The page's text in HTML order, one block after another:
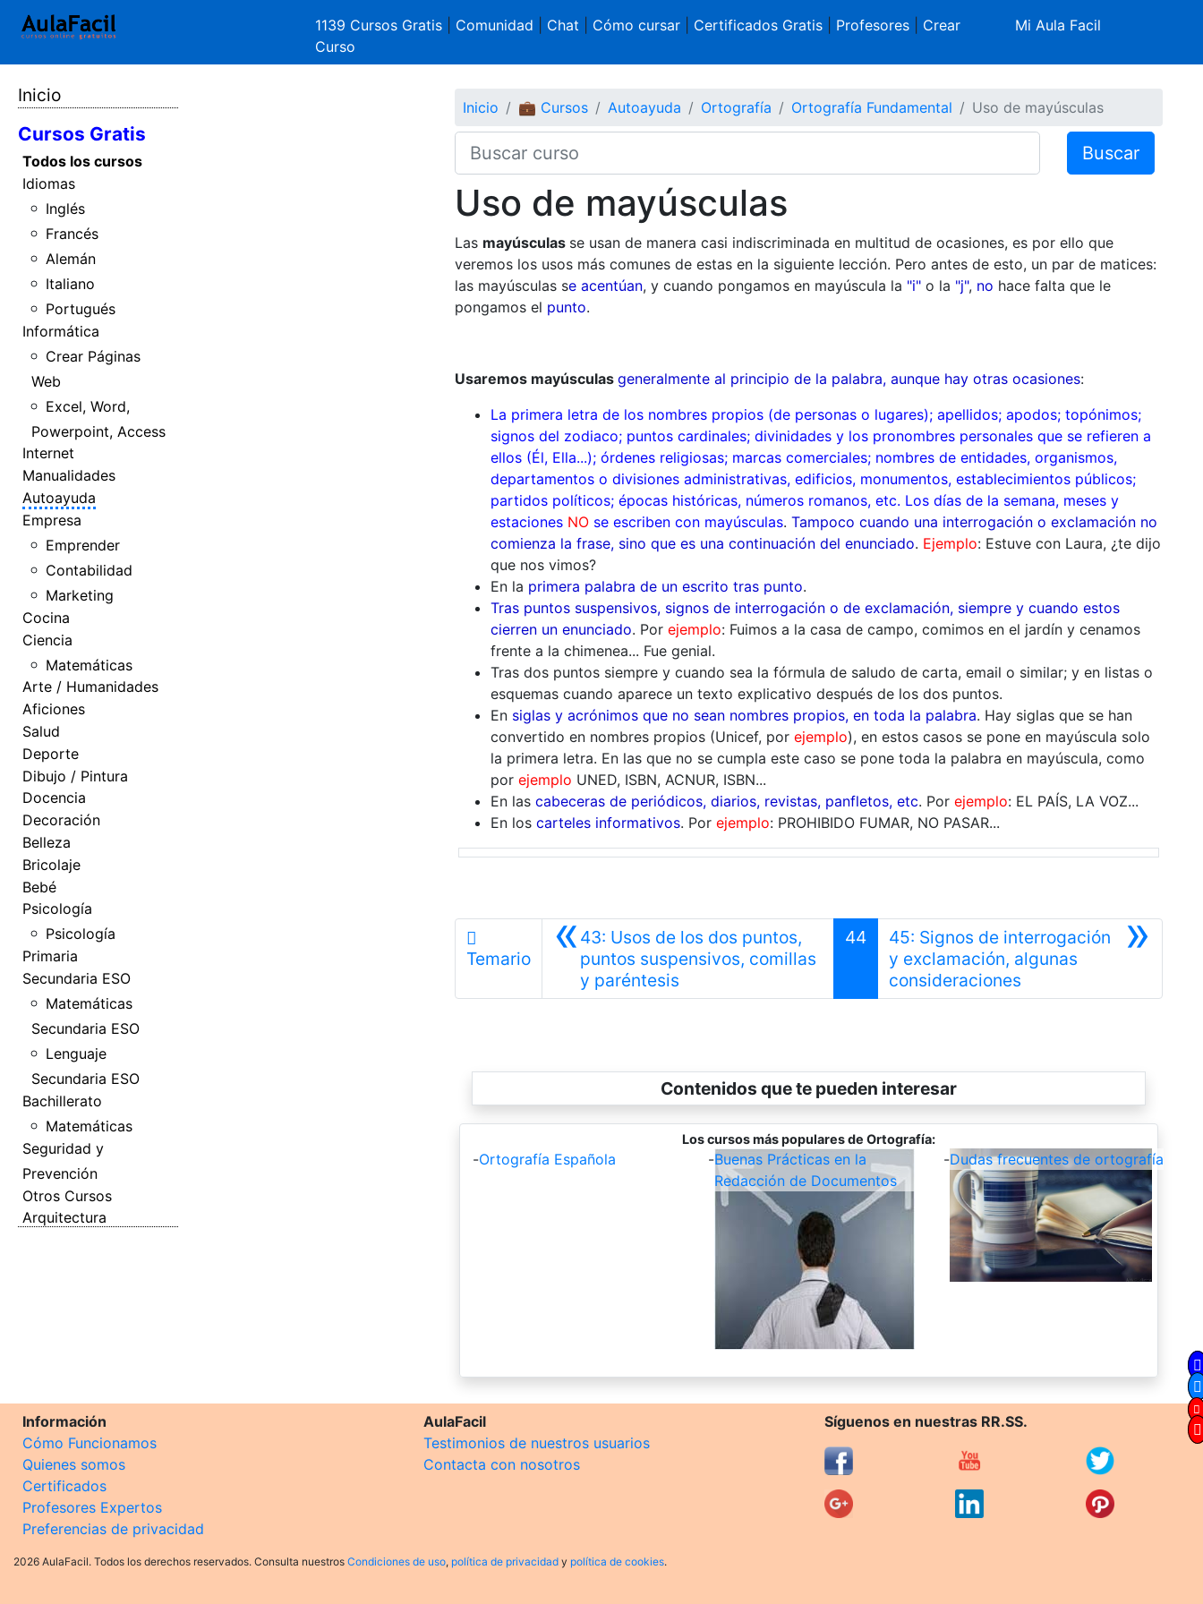
1139 Cursos Gratis Comunidad Chat Cómo cursar| Certificados Gratis| Profesores| Crear
Curso
Mi Aula Facil
Inicio
Cursos Gratis
Todos los cursos
Idiomas
Inglés
Francés
Alemán
Italiano
Portugués
Informática
Crear Páginas
Web
Excel, Word,
Powerpoint, Access
Internet
Manualidades
Autoayuda
Empresa
Emprender
Contabilidad
Marketing
Cocina
Ciencia
Matemáticas
Arte / Humanidades
Aficiones
Salud
Deporte
Dibujo / Pintura
Docencia
Decoración
Belleza
Bricolaje
Bebé
Psicología
Psicología
Primaria
Secundaria ESO
Matemáticas
Secundaria ESO
Lenguaje
Secundaria ESO
Bachillerato
Matemáticas
Seguridad y
Prevención
Otros Cursos
Arquitectura
Inicio 💼 Cursos Autoayuda Ortografía Ortografía Fundamental Uso de mayúsculas
Buscar
Uso de mayúsculas
Las mayúsculas se usan de manera casi indiscriminada en multitud de ocasiones, es por ello que
veremos los usos más comunes de estas en la siguiente lección. Pero antes de esto, un par de matices:
las mayúsculas se acentúan, y cuando pongamos en mayúscula la "i"o la "j", no hace falta que le
pongamos el punto.
Usaremos mayúsculas generalmente al principio de la palabra, aunque hay otras ocasiones:
La primera letra de los nombres propios (de personas o lugares); apellidos; apodos; topónimos;
signos del zodiaco; puntos cardinales; divinidades y los pronombres personales que se refieren a
ellos (Él, Ella...); órdenes religiosas; marcas comerciales; nombres de entidades, organismos,
departamentos o divisiones administrativas, edificios, monumentos, establecimientos públicos;
partidos políticos; épocas históricas, números romanos, etc. Los días de la semana, meses y
estaciones NOse escriben con mayúsculas. Tampoco cuando una interrogación o exclamación no
comienza la frase, sino que es una continuación del enunciado. Ejemplo: Estuve con Laura, ¿te dijo
que nos vimos?
En la primera palabra de un escrito tras punto.
Tras puntos suspensivos, signos de interrogación o de exclamación, siempre y cuando estos
cierren un enunciado. Por ejemplo: Fuimos a la casa de campo, comimos en el jardín y cenamos
frente a la chimenea... Fue genial.
Tras dos puntos siempre y cuando sea la fórmula de saludo de carta, email o similar; y en listas o
esquemas cuando aparece un texto explicativo después de los dos puntos.
Ensiglas y acrónimos que no sean nombres propios, en toda la palabra. Hay siglas que se han
convertido en nombres propios (Unicef, por ejemplo), en estos casos se pone en mayúscula solo
la primera letra. En las que no se cumpla este caso se pone toda la palabra en mayúscula, como
por ejemplo UNED, ISBN, ACNUR, ISBN...
En las cabeceras de periódicos, diarios, revistas, panfletos, etc. Por ejemplo: EL PAÍS, LA VOZ...
En los carteles informativos. Por ejemplo: PROHIBIDO FUMAR, NO PASAR...
Temario «43: Usos de los dos puntos,
puntos suspensivos, comillas
y paréntesisAnterior
44 »
45: Signos de interrogación
y exclamación, algunas
consideracionesSiguiente
Contenidos que te pueden interesar
Los cursos más populares de Ortografía:
-Ortografía Española -Buenas Prácticas en la
Redacción de Documentos
-Dudas frecuentes de ortografía
Información
Cómo Funcionamos
Quienes somos
Certificados
Profesores Expertos
Preferencias de privacidad
AulaFacil
Testimonios de nuestros usuarios
Contacta con nosotros
Síguenos en nuestras RR.SS.
2026 AulaFacil. Todos los derechos reservados. Consulta nuestros Condiciones de uso, política de privacidad y política de cookies.